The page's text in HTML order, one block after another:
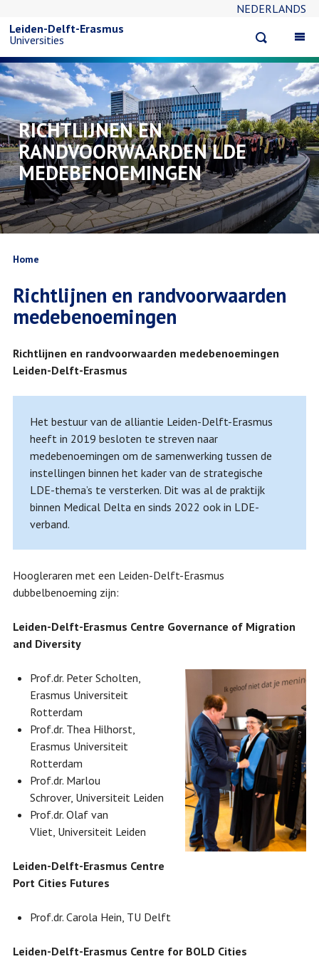
main
content
NEDERLANDS
search
Leiden-Delft-Erasmus
Universities
RICHTLIJNEN EN
RANDVOORWAARDEN LDE
MEDEBENOEMINGEN
Breadcrumb
Home
Richtlijnen en randvoorwaarden
medebenoemingen
Richtlijnen en randvoorwaarden medebenoemingen
Leiden-Delft-Erasmus
Het bestuur van de alliantie Leiden-Delft-Erasmus
heeft in 2019 besloten te streven naar
medebenoemingen om de samenwerking tussen de
instellingen binnen het kader van de strategische
LDE-thema’s te versterken. Dit was al de praktijk
binnen Medical Delta en sinds 2022 ook in LDE-
verband.
Hoogleraren met een Leiden-Delft-Erasmus
dubbelbenoeming zijn:
Leiden-Delft-Erasmus Centre Governance of Migration
and Diversity
Prof.dr. Peter Scholten,
Erasmus Universiteit
Rotterdam
Prof.dr. Thea Hilhorst,
Erasmus Universiteit
Rotterdam
Prof.dr. Marlou
Schrover, Universiteit Leiden
Prof.dr. Olaf van
Vliet, Universiteit Leiden
Leiden-Delft-Erasmus Centre
Port Cities Futures
Prof.dr. Carola Hein, TU Delft
Leiden-Delft-Erasmus Centre for BOLD Cities